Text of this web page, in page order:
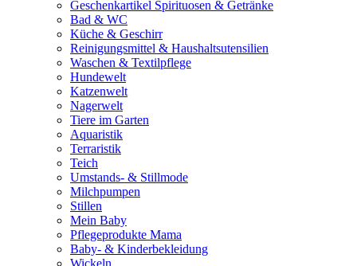
Geschenkartikel Spirituosen & Getränke
Bad & WC
Küche & Geschirr
Reinigungsmittel & Haushaltsutensilien
Waschen & Textilpflege
Hundewelt
Katzenwelt
Nagerwelt
Tiere im Garten
Aquaristik
Terraristik
Teich
Umstands- & Stillmode
Milchpumpen
Stillen
Mein Baby
Pflegeprodukte Mama
Baby- & Kinderbekleidung
Wickeln